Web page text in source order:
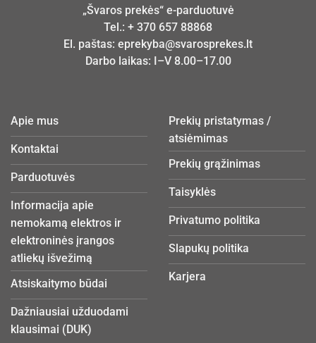
„Švaros prekės“ e-parduotuvė
Tel.: + 370 657 88868
El. paštas: eprekyba@svarosprekes.lt
Darbo laikas: I–V 8.00–17.00
Apie mus
Kontaktai
Parduotuvės
Informacija apie
nemokamą elektros ir
elektroninės įrangos
atliekų išvežimą
Atsiskaitymo būdai
Dažniausiai užduodami
klausimai (DUK)
Prekių pristatymas /
atsiėmimas
Prekių grąžinimas
Taisyklės
Privatumo politika
Slapukų politika
Karjera